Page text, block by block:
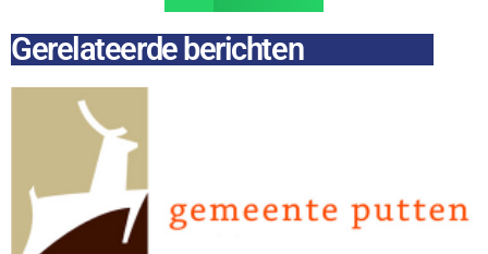
Gerelateerde berichten